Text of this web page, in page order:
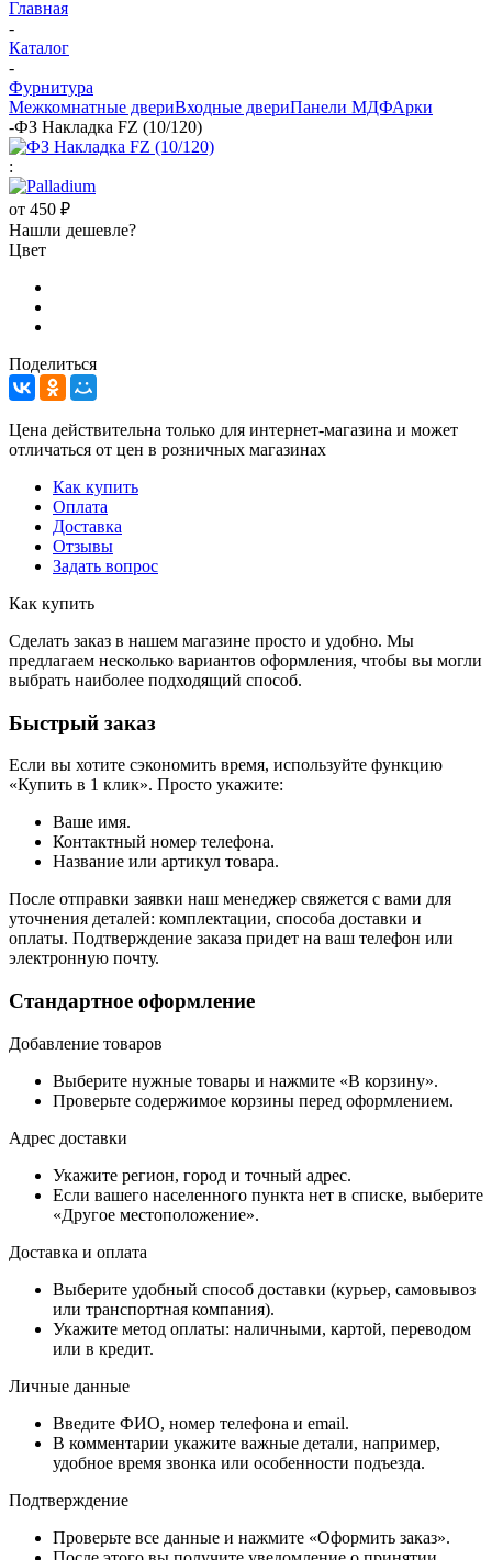
Главная
-
Каталог
-
Фурнитура
Межкомнатные двериВходные двериПанели МДФАрки
-ФЗ Накладка FZ (10/120)
:
от 450 ₽
Нашли дешевле?
Цвет
Поделиться
Цена действительна только для интернет-магазина и может
отличаться от цен в розничных магазинах
Как купить
Оплата
Доставка
Отзывы
Задать вопрос
Как купить
Сделать заказ в нашем магазине просто и удобно. Мы
предлагаем несколько вариантов оформления, чтобы вы могли
выбрать наиболее подходящий способ.
Быстрый заказ
Если вы хотите сэкономить время, используйте функцию
«Купить в 1 клик». Просто укажите:
Ваше имя.
Контактный номер телефона.
Название или артикул товара.
После отправки заявки наш менеджер свяжется с вами для
уточнения деталей: комплектации, способа доставки и
оплаты. Подтверждение заказа придет на ваш телефон или
электронную почту.
Стандартное оформление
Добавление товаров
Выберите нужные товары и нажмите «В корзину».
Проверьте содержимое корзины перед оформлением.
Адрес доставки
Укажите регион, город и точный адрес.
Если вашего населенного пункта нет в списке, выберите
«Другое местоположение».
Доставка и оплата
Выберите удобный способ доставки (курьер, самовывоз
или транспортная компания).
Укажите метод оплаты: наличными, картой, переводом
или в кредит.
Личные данные
Введите ФИО, номер телефона и email.
В комментарии укажите важные детали, например,
удобное время звонка или особенности подъезда.
Подтверждение
Проверьте все данные и нажмите «Оформить заказ».